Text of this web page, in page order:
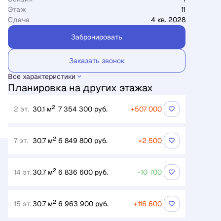
Этаж
11
Сдача
4 кв. 2028
Забронировать
Заказать звонок
Все характеристики
Планировка на других этажах
2 эт. 30.1 м2 7 354 300 руб. +507 000
7 эт. 30.7 м2 6 849 800 руб. +2 500
14 эт.30.7 м2 6 836 600 руб. -10 700
15 эт.30.7 м2 6 963 900 руб. +116 600